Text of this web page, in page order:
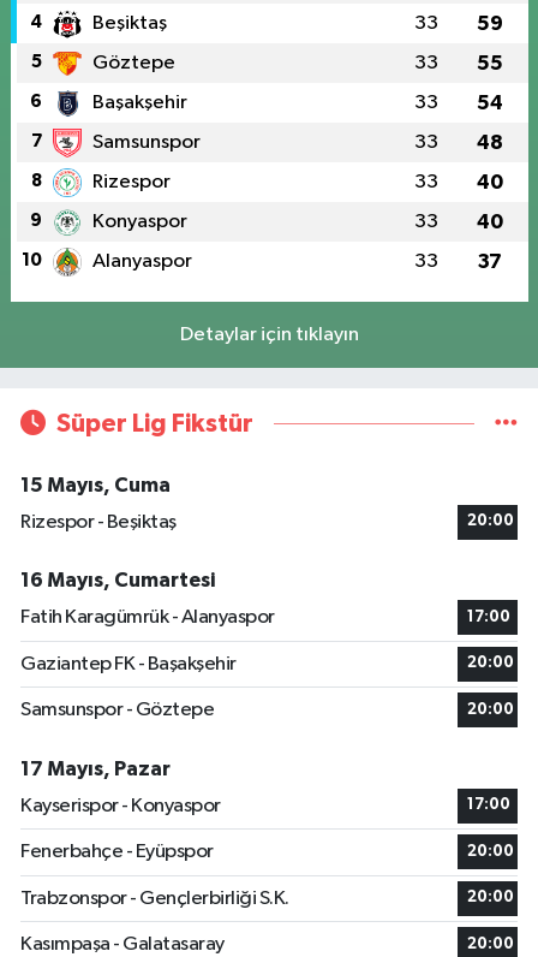
4 Beşiktaş 33 59
5 Göztepe 33 55
6 Başakşehir 33 54
7 Samsunspor 33 48
8 Rizespor 33 40
9 Konyaspor 33 40
10 Alanyaspor 33 37
Detaylar için tıklayın
Süper Lig Fikstür
15 Mayıs, Cuma
Rizespor - Beşiktaş
20:00
16 Mayıs, Cumartesi
Fatih Karagümrük - Alanyaspor
17:00
Gaziantep FK - Başakşehir 20:00
Samsunspor - Göztepe 20:00
17 Mayıs, Pazar
Kayserispor - Konyaspor
17:00
Fenerbahçe - Eyüpspor 20:00
Trabzonspor - Gençlerbirliği S.K. 20:00
Kasımpaşa - Galatasaray 20:00